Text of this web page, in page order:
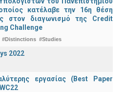
κατέλαβε την 16η θέση
στον διαγωνισμό της Credit
Challenge
#Distinctions #Studies
2022
εργασίας (Best Paper